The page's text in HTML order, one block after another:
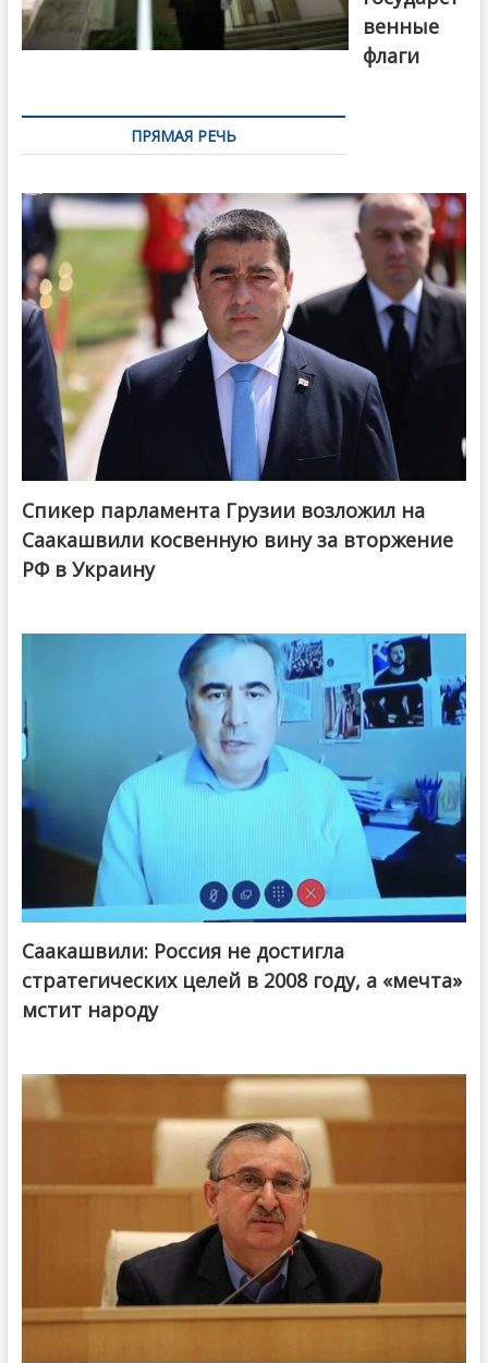
венные
флаги
ПРЯМАЯ РЕЧЬ
Спикер парламента Грузии возложил на
Саакашвили косвенную вину за вторжение
РФ в Украину
Саакашвили: Россия не достигла
стратегических целей в 2008 году, а «мечта»
мстит народу